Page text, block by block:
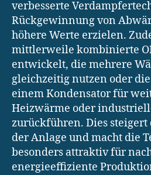
verbesserte
Rückgewinnung von
höhere Werte erzielen.
mittlerweile kombinierte
entwickelt, die mehrere
gleichzeitig nutzen oder
einem Kondensator für
Heizwärme oder
zurückführen. Dies steigert
der Anlage und macht die
besonders attraktiv für
energieeffiziente